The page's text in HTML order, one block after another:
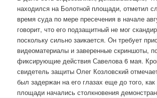
находился на Болотной площади, отметил
время суда по мере пресечения в начале
говорит, что его подзащитный не мог
поскольку сильно заикается. Он требует
видеоматериалы и заверенные скриншоты,
фиксирующие действия Савелова 6 мая.
свидетель защиты Олег Козловский
был задержан на его глазах еще до того,
площади начались столкновения